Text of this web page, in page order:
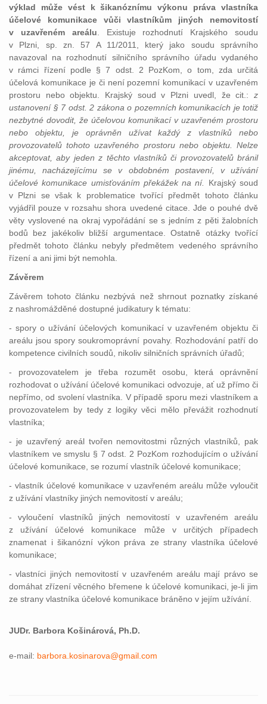
výklad může vést k šikanóznímu výkonu práva vlastníka
účelové komunikace vůči vlastníkům jiných nemovitostí
v uzavřeném areálu . Existuje rozhodnutí Krajského soudu
v Plzni, sp. zn. 57 A 11/2011, který jako soudu správního
navazoval na rozhodnutí silničního správního úřadu vydaného
v rámci řízení podle § 7 odst. 2 PozKom, o tom, zda určitá
účelová komunikace je či není pozemní komunikací v uzavřeném
prostoru nebo objektu. Krajský soud v Plzni uvedl, že cit.: z
ustanovení § 7 odst. 2 zákona o pozemních komunikacích je totiž
nezbytné dovodit, že účelovou komunikací v uzavřeném prostoru
nebo objektu, je oprávněn užívat každý z vlastníků nebo
provozovatelů tohoto uzavřeného prostoru nebo objektu. Nelze
akceptovat, aby jeden z těchto vlastníků či provozovatelů bránil
jinému, nacházejícímu se v obdobném postavení, v užívání
účelové komunikace umisťováním překážek na ní. Krajský soud
v Plzni se však k problematice tvořící předmět tohoto článku
vyjádřil pouze v rozsahu shora uvedené citace. Jde o pouhé dvě
věty vyslovené na okraj vypořádání se s jedním z pěti žalobních
bodů bez jakékoliv bližší argumentace. Ostatně otázky tvořící
předmět tohoto článku nebyly předmětem vedeného správního
řízení a ani jimi být nemohla.
Závěrem
Závěrem tohoto článku nezbývá než shrnout poznatky získané
z nashromážděné dostupné judikatury k tématu:
- spory o užívání účelových komunikací v uzavřeném objektu či
areálu jsou spory soukromoprávní povahy. Rozhodování patří do
kompetence civilních soudů, nikoliv silničních správních úřadů;
- provozovatelem je třeba rozumět osobu, která oprávnění
rozhodovat o užívání účelové komunikaci odvozuje, ať už přímo či
nepřímo, od svolení vlastníka. V případě sporu mezi vlastníkem a
provozovatelem by tedy z logiky věci mělo převážit rozhodnutí
vlastníka;
- je uzavřený areál tvořen nemovitostmi různých vlastníků, pak
vlastníkem ve smyslu § 7 odst. 2 PozKom rozhodujícím o užívání
účelové komunikace, se rozumí vlastník účelové komunikace;
- vlastník účelové komunikace v uzavřeném areálu může vyloučit
z užívání vlastníky jiných nemovitostí v areálu;
- vyloučení vlastníků jiných nemovitostí v uzavřeném areálu
z užívání účelové komunikace může v určitých případech
znamenat i šikanózní výkon práva ze strany vlastníka účelové
komunikace;
- vlastníci jiných nemovitostí v uzavřeném areálu mají právo se
domáhat zřízení věcného břemene k účelové komunikaci, je-li jim
ze strany vlastníka účelové komunikace bráněno v jejím užívání.
JUDr. Barbora Košinárová, Ph.D.
e-mail: barbora.kosinarova@gmail.com